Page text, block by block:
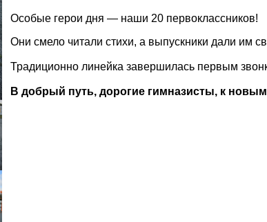
Особые герои дня — наши 20 первоклассников!
Они смело читали стихи, а выпускники дали им
Традиционно линейка завершилась первым
В добрый путь, дорогие гимназисты, к